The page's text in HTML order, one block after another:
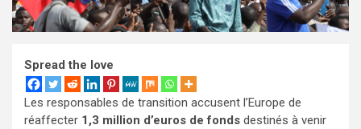
Spread the love
Les responsables de transition accusent l’Europe de
réaffecter 1,3 million d’euros de fonds destinés à venir